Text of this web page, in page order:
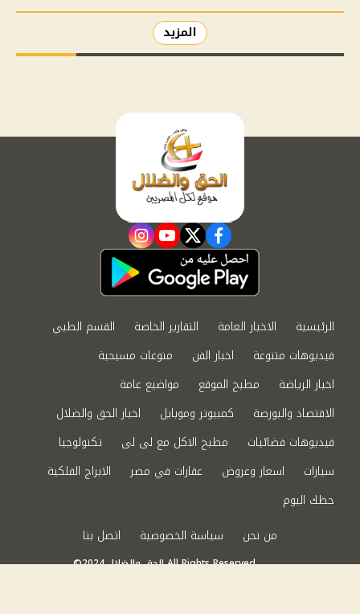
المزيد
facebook
twitter
youtube
instagram
الرئيسية الاخبار العامة التقارير الخاصة
القسم الطبي
فيديوهات متنوعة
اخبار الفن
منوعات مسيحية
اخبار الرياضة
مطبخ الموقع
مواضيع عامة
الاقتصاد والبورصة
كمبيوتر وموبايل
اخبار الحق والضلال
فيديوهات فضائيات
مطبخ الاكل مع لى لى
تكنولوجيا
سيارات
اسعار وعروض عقارات في مصر
الابراج الفلكية
حظك اليوم
من نحن
سياسة الخصوصية اتصل بنا
©2024 الحق والضلال All Rights Reserved.